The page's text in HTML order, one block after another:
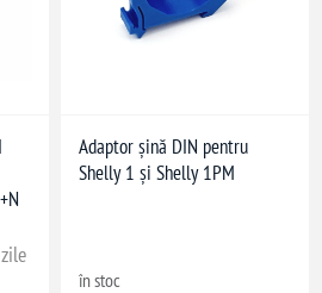
Adaptor șină DIN pentru
Shelly 1 și Shelly 1PM
în stoc